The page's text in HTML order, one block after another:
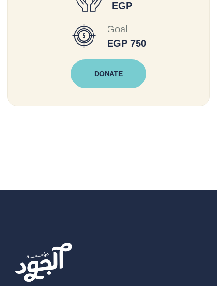
EGP
Goal
EGP 750
DONATE